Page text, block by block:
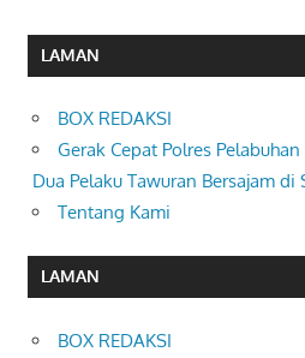
LAMAN
BOX REDAKSI
Gerak Cepat Polres
Dua Pelaku Tawuran Bersajam di
Tentang Kami
LAMAN
BOX REDAKSI